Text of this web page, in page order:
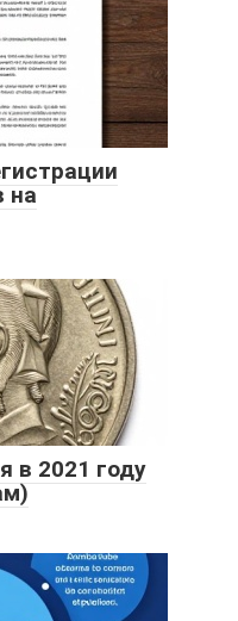
на
в 2021 году